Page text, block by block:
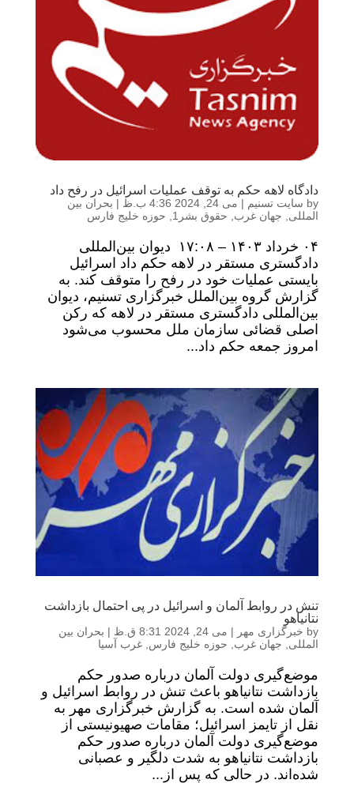
دادگاه لاهه حکم به توقف عملیات اسرائیل در رفح داد
by سایت تسنیم | می 24, 2024 4:36 ب.ظ | بحران بین
المللی
جهان غرب حقوق بشر1 حوزه خلیج فارس
۰۴ خرداد ۱۴۰۳ – ۱۷:۰۸ دیوان بین‌المللی
دادگستری مستقر در لاهه حکم داد اسرائیل
بایستی عملیات خود در رفح را متوقف کند. به
گزارش گروه بین‌الملل خبرگزاری تسنیم، دیوان
بین‌المللی دادگستری مستقر در لاهه که رکن
اصلی قضائی سازمان ملل محسوب می‌شود
امروز جمعه حکم داد...
تنش در روابط آلمان و اسرائیل در پی احتمال بازداشت
نتانیاهو
by خبرگزاری مهر | می 24, 2024 8:31 ق.ظ | بحران بین
المللی, جهان غرب, حوزه خلیج فارس, غرب آسیا
موضع‌گیری دولت آلمان درباره صدور حکم
بازداشت نتانیاهو باعث تنش در روابط اسرائیل و
آلمان شده است. به گزارش خبرگزاری مهر به
نقل از تایمز اسرائیل؛ مقامات صهیونیستی از
موضع‌گیری دولت آلمان درباره صدور حکم
بازداشت نتانیاهو به شدت دلگیر و عصبانی
شده‌اند. در حالی که پس از...